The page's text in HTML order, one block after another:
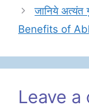
जानिये
Benefits of
Leave a